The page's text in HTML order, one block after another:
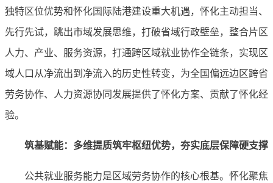
独特区位优势和怀化国际陆港建设重大机遇，怀化主动担当、
先行先试，跳出市域发展思维，打破省域行政壁垒，整合片区
人力、产业、服务资源，打通跨区域就业协作全链条，实现区
域人口从净流出到净流入的历史性转变，为全国偏远边区跨省
劳务协作、人力资源协同发展提供了怀化方案、贡献了怀化经
验。
筑基赋能：多维提质筑牢枢纽优势，夯实底层保障硬支撑
公共就业服务能力是区域劳务协作的核心根基。怀化聚焦